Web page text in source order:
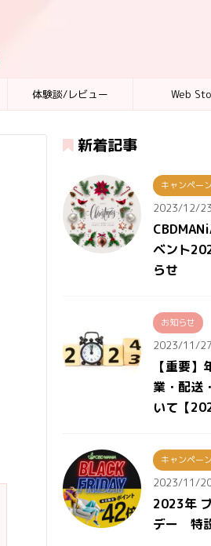
体験談/レビュー Web
新着記事
キャンペー
2023/12/23
ベント
らせ
お知らせ
2023/11/27
【重要】
業・配送
いて【
キャンペー
2023/11/
2023年
デー 特